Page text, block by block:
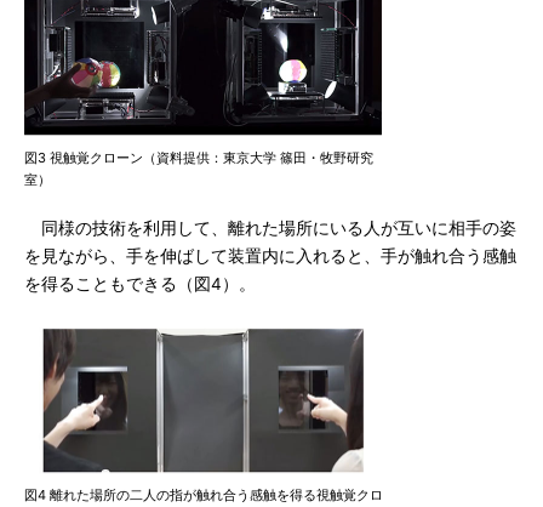
図3 視触覚クローン（資料提供：東京大学 篠田・牧野研究
室）
同様の技術を利用して、離れた場所にいる人が互いに相手の姿
を見ながら、手を伸ばして装置内に入れると、手が触れ合う感触
を得ることもできる（図4）。
図4 離れた場所の二人の指が触れ合う感触を得る視触覚クロ